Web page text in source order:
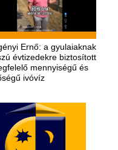
Ernő: a gyulaiaknak
évtizedekre biztosított
mennyiségű és
ivóvíz